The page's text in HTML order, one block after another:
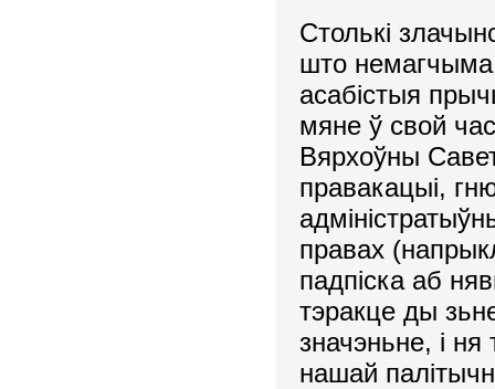
Столькі
што немагчыма
асабістыя
мяне ў свой
Вярхоўны
правакацыі,
правах
падпіска аб
тэракце ды
значэньне, і
нашай